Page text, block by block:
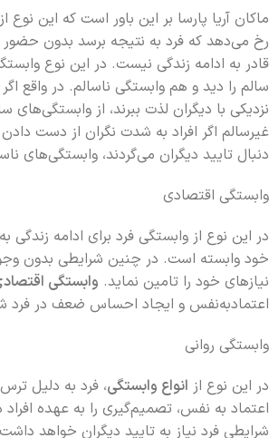
ماکان آریا پارسا بر این باور است که این نوع از
رخ می‌دهد که فرد به نتیجه برسد بدون حضور
قادر به ادامه زندگی نیست. در این نوع
سالم را دید و هم وابستگی ناسالم. در واقع
نزدیکی با دیگران لذت ببرند، از وابستگی‌های
غیرسالم اگر افراد به شدت نگران از دست
دنبال تایید دیگران می‌گردند، وابستگی‌های
وابستگی اقتصادی
در این نوع از وابستگی فرد برای ادامه زندگی
خود وابسته است. در چنین شرایطی بدون
نیازهای خود را تامین نماید. وابستگی
اعتمادبه‌نفس و ایجاد احساس ضعف در فرد
وابستگی روانی
در این نوع از انواع وابستگی، فرد به دلیل
اعتماد به نفس، تصمیم‌گیری را به عهده
شرایطی فرد نیاز به تایید دیگران خواهد